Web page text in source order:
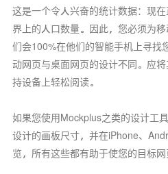
这是一个令人兴奋的统计数据：现
界上的人口数量。因此，您必须为
们会100%在他们的智能手机上寻找
动网页与桌面网页的设计不同。应
持设备上轻松阅读。
如果您使用Mockplus之类的设计工
设计的画板尺寸，并在iPhone、
览，所有这些都有助于使您的目标网